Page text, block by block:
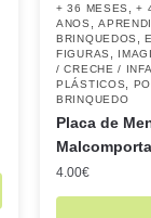
+ 36 MESES ,+
ANOS
,
BRINQUEDOS
,
FIGURAS
/ CRECHE /
PLÁSTICOS
BRINQUEDO
Placa de
4.00€